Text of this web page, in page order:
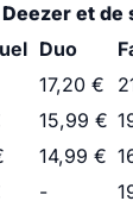
et
Duo
17,20 €
15,99 €
14,99 €
-